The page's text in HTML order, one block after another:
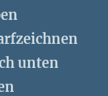
unten